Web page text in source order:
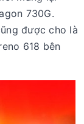
730G.
được cho là
618 bên